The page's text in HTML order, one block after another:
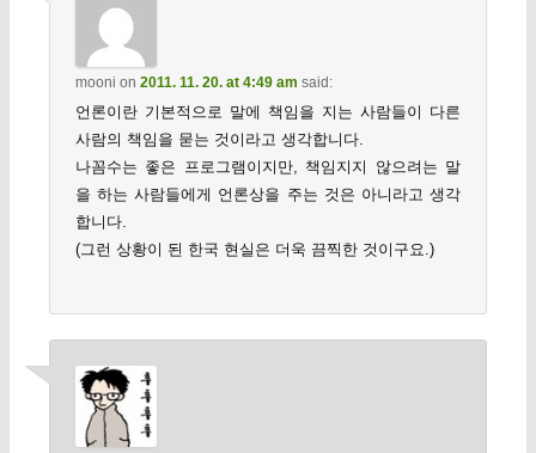
mooni on 2011. 11. 20. at 4:49 am said:
언론이란 기본적으로 말에 책임을 지는 사람들이 다른
사람의 책임을 묻는 것이라고 생각합니다.
나꼼수는 좋은 프로그램이지만, 책임지지 않으려는 말
을 하는 사람들에게 언론상을 주는 것은 아니라고 생각
합니다.
(그런 상황이 된 한국 현실은 더욱 끔찍한 것이구요.)